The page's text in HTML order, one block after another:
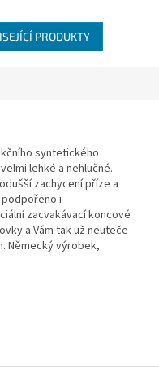
PRODUKTY
syntetického
lehké a nehlučné.
zachycení příze a
i
zacvakávací koncové
a Vám tak už neuteče
Německý výrobek,